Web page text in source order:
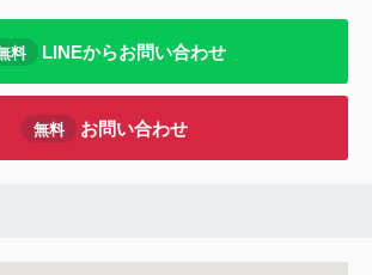
料 LINEからお問い合わせ
無料 お問い合わせ